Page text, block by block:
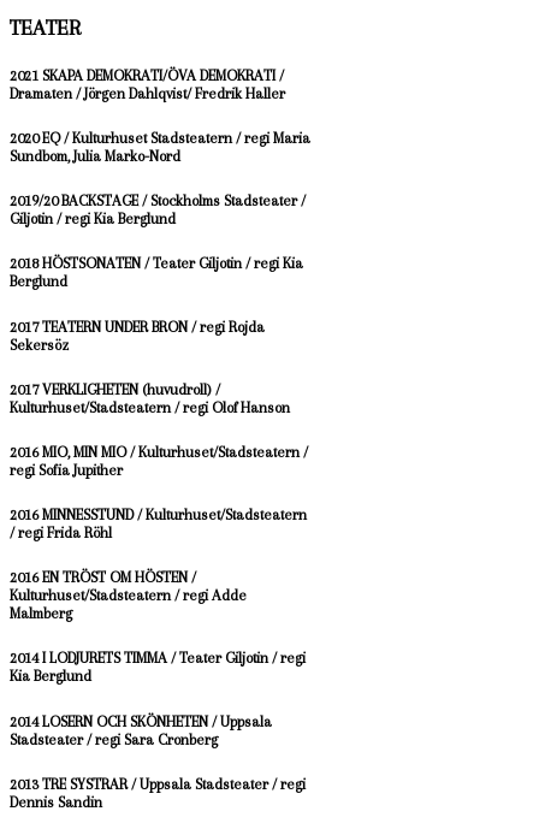
TEATER
2021 SKAPA DEMOKRATI/ÖVA DEMOKRATI /
Dramaten / Jörgen Dahlqvist/ Fredrik Haller
2020 EQ / Kulturhuset Stadsteatern / regi Maria
Sundbom, Julia Marko-Nord
2019/20 BACKSTAGE / Stockholms Stadsteater /
Giljotin / regi Kia Berglund
2018 HÖSTSONATEN / Teater Giljotin / regi Kia
Berglund
2017 TEATERN UNDER BRON / regi Rojda
Sekersöz
2017 VERKLIGHETEN (huvudroll) /
Kulturhuset/Stadsteatern / regi Olof Hanson
2016 MIO, MIN MIO / Kulturhuset/Stadsteatern /
regi Sofia Jupither
2016 MINNESSTUND / Kulturhuset/Stadsteatern
/ regi Frida Röhl
2016 EN TRÖST OM HÖSTEN /
Kulturhuset/Stadsteatern / regi Adde
Malmberg
2014 I LODJURETS TIMMA / Teater Giljotin /regi
Kia Berglund
2014 LOSERN OCH SKÖNHETEN / Uppsala
Stadsteater /regi Sara Cronberg
2013 TRE SYSTRAR / Uppsala Stadsteater /regi
Dennis Sandin